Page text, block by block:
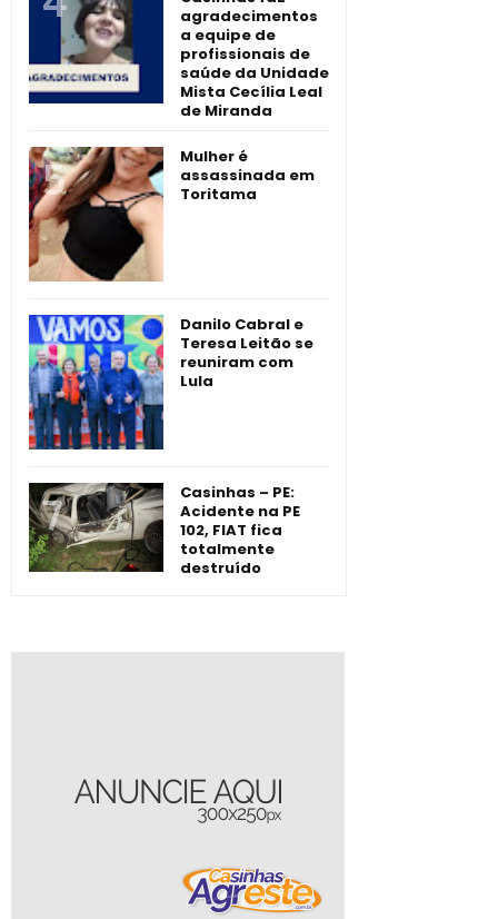
agradecimentos
a equipe de
profissionais de
saúde da Unidade
Mista Cecília Leal
de Miranda
Mulher é
assassinada em
Toritama
Danilo Cabral e
Teresa Leitão se
reuniram com
Lula
Casinhas – PE:
Acidente na PE
102, FIAT fica
totalmente
destruído